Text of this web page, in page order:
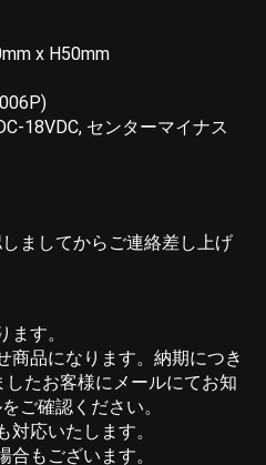
x H50mm
18VDC, センターマイナス
ましてからご連絡差し上げ
す。
商品になります。納期につき
たお客様にメールにてお知
ご確認ください。
応いたします。
もございます。